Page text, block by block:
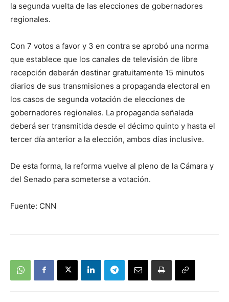
la segunda vuelta de las elecciones de gobernadores
regionales.
Con 7 votos a favor y 3 en contra se aprobó una norma
que establece que los canales de televisión de libre
recepción deberán destinar gratuitamente 15 minutos
diarios de sus transmisiones a propaganda electoral en
los casos de segunda votación de elecciones de
gobernadores regionales. La propaganda señalada
deberá ser transmitida desde el décimo quinto y hasta el
tercer día anterior a la elección, ambos días inclusive.
De esta forma, la reforma vuelve al pleno de la Cámara y
del Senado para someterse a votación.
Fuente: CNN